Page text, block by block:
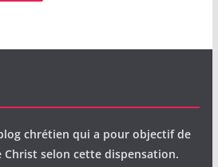
chrétien qui a pour objectif de
Christ selon cette dispensation.